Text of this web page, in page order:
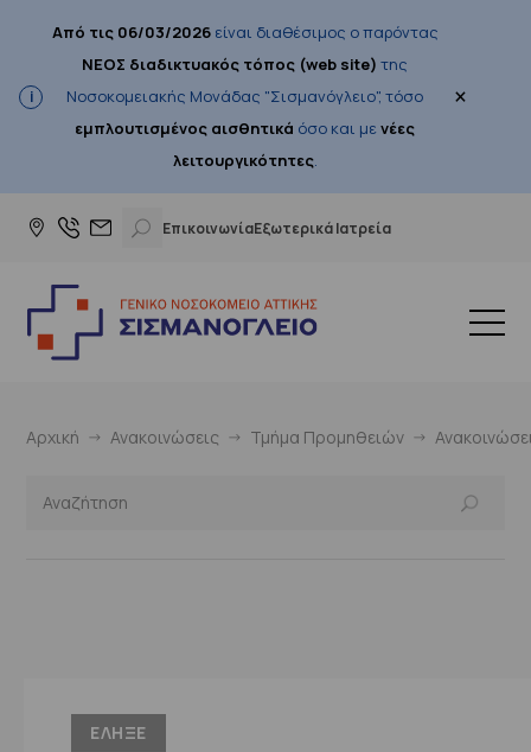
Από τις 06/03/2026είναι διαθέσιμος ο παρόντας
ΝΕΟΣ διαδικτυακός τόπος (web site) της
Νοσοκομειακής Μονάδας "Σισμανόγλειο", τόσο
εμπλουτισμένος αισθητικά όσο και μενέες
λειτουργικότητες.
×
ΕπικοινωνίαΕξωτερικά Ιατρεία
Αρχική Ανακοινώσεις Τμήμα Προμηθειών
ΕΛΗΞΕ